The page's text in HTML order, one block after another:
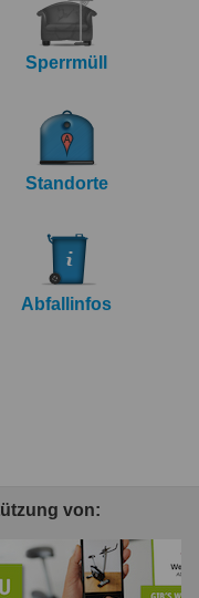
Sperrmüll
Standorte
Abfallinfos
von: